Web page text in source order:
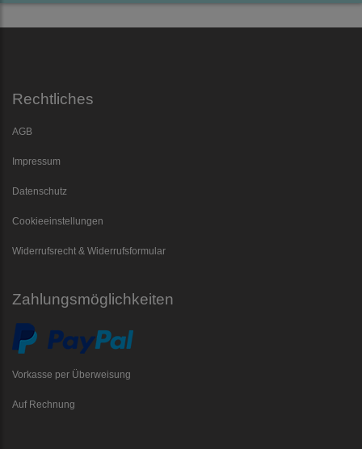
Rechtliches
AGB
Impressum
Datenschutz
Cookieeinstellungen
Widerrufsrecht & Widerrufsformular
Zahlungsmöglichkeiten
Vorkasse per Überweisung
Auf Rechnung